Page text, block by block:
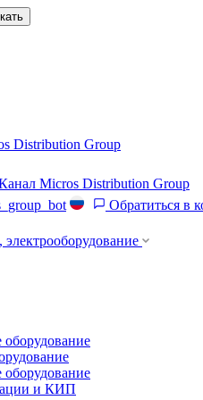
Distribution Group
Micros Distribution Group
Обратиться в
оборудование
оборудование
и КИП